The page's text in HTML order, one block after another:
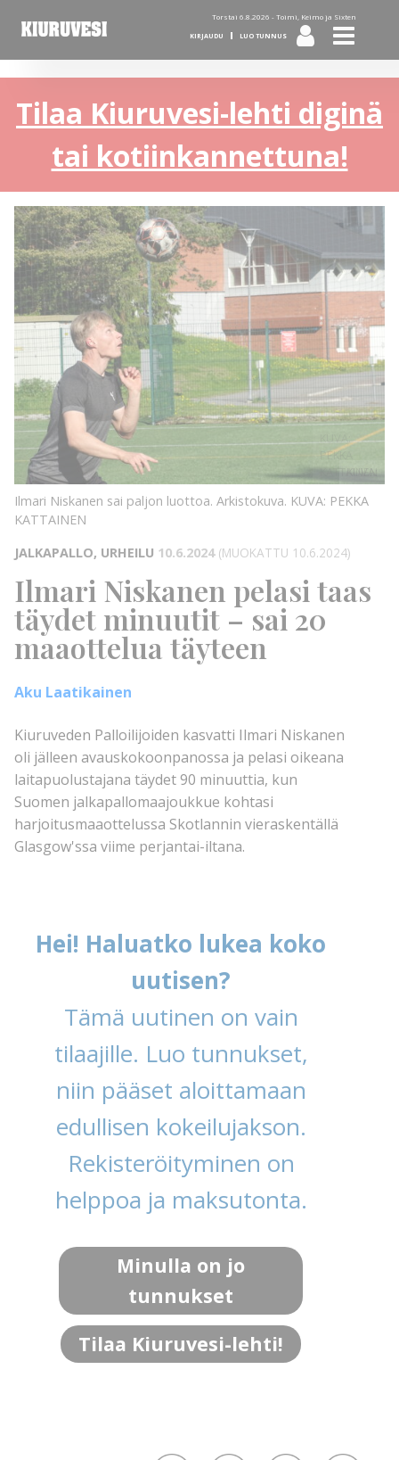
Torstai 6.8.2026 - Toimi, Keimo ja Sixten
KIRJAUDU LUO TUNNUS
Tilaa Kiuruvesi-lehti diginä
tai kotiinkannettuna!
KUVA:
KUVA:
PEKKA
KATTAINEN
Ilmari Niskanen sai paljon luottoa. Arkistokuva. KUVA: PEKKA
KATTAINEN
JALKAPALLO, URHEILU 10.6.2024 (MUOKATTU 10.6.2024)
Ilmari Niskanen pelasi taas
täydet minuutit – sai 20
maaottelua täyteen
Aku Laatikainen
Kiuruveden Palloilijoiden kasvatti Ilmari Niskanen
oli jälleen avauskokoonpanossa ja pelasi oikeana
laitapuolustajana täydet 90 minuuttia, kun
Suomen jalkapallomaajoukkue kohtasi
harjoitusmaaottelussa Skotlannin vieraskentällä
Glasgow'ssa viime perjantai-iltana.
Hei! Haluatko lukea koko
uutisen?
Tämä uutinen on vain
tilaajille. Luo tunnukset,
niin pääset aloittamaan
edullisen kokeilujakson.
Rekisteröityminen on
helppoa ja maksutonta.
Minulla on jo
tunnukset
Tilaa Kiuruvesi-lehti!